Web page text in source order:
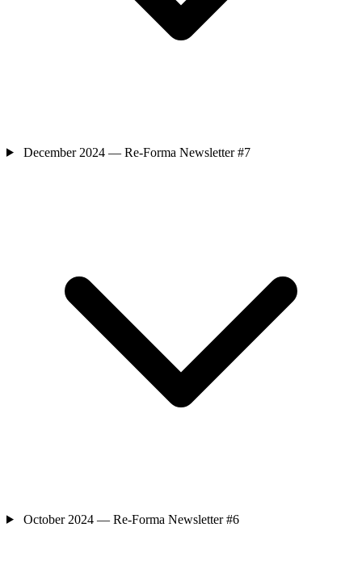
December 2024 — Re-Forma Newsletter #7
October 2024 — Re-Forma Newsletter #6